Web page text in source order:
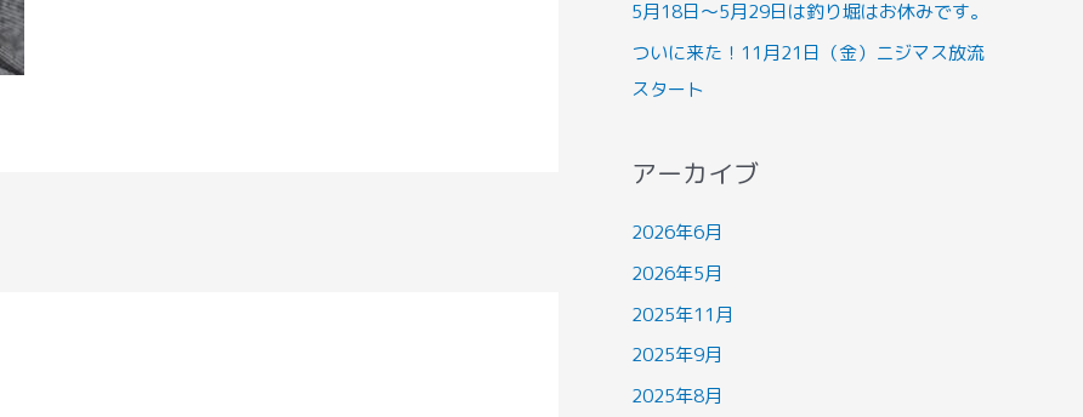
5月18日～5月29日は釣り堀はお休みです。
ついに来た！11月21日（金）ニジマス放流
スタート
アーカイブ
2026年6月
2026年5月
2025年11月
2025年9月
2025年8月